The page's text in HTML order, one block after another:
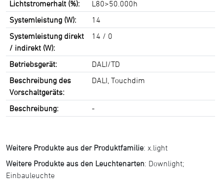
Lichtstromerhalt (%):
L80>50.000h
Systemleistung (W):
14
Systemleistung direkt
/ indirekt (W):
14 / 0
Betriebsgerät:
DALI/TD
Beschreibung des
Vorschaltgeräts:
DALI, Touchdim
Beschreibung: -
Weitere Produkte aus der Produktfamilie: x.light
Weitere Produkte aus den Leuchtenarten: Downlight;
Einbauleuchte